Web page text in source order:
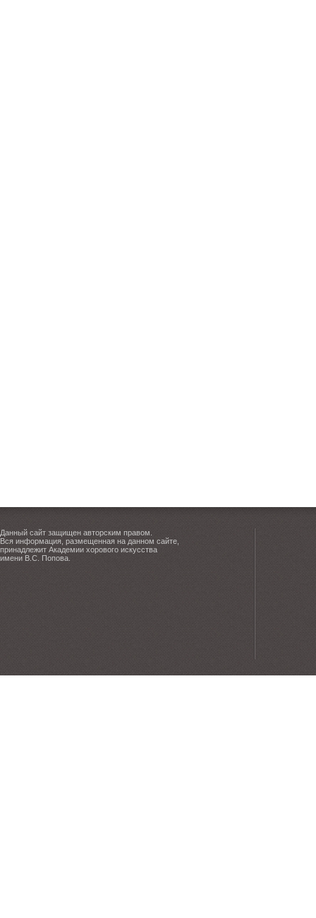
Данный сайт защищен авторским правом.
Вся информация, размещенная на данном сайте,
принадлежит Академии хорового искусства
имени В.С. Попова.